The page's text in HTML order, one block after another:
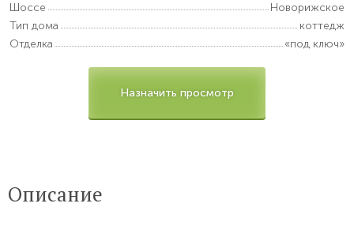
Шоссе
Новорижское
Тип дома
коттедж
Отделка
«под ключ»
Назначить просмотр
Описание